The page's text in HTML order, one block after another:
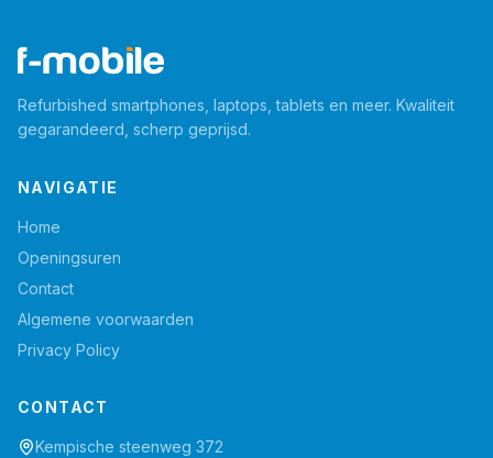
Refurbished smartphones, laptops, tablets en meer. Kwaliteit
gegarandeerd, scherp geprijsd.
NAVIGATIE
Home
Openingsuren
Contact
Algemene voorwaarden
Privacy Policy
CONTACT
Kempische steenweg 372